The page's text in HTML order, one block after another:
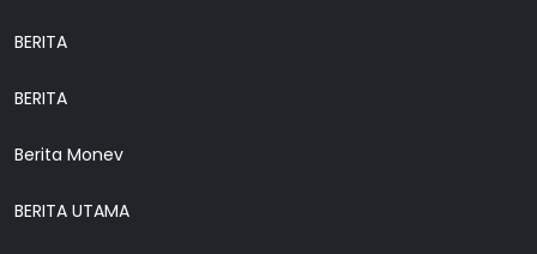
BERITA
BERITA
Berita Monev
BERITA UTAMA